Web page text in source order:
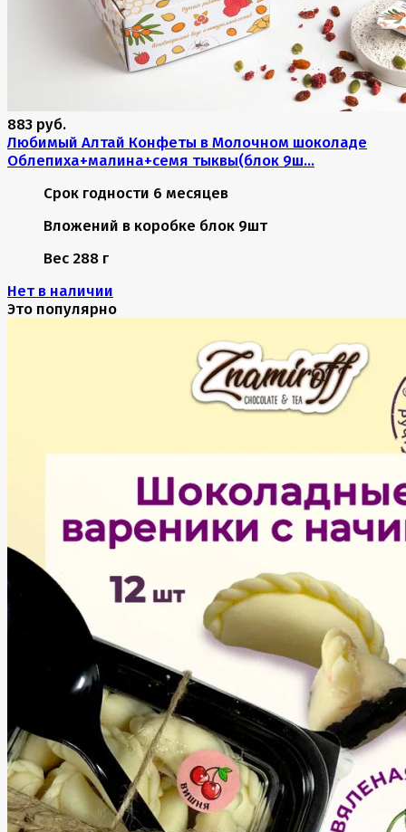
883 руб.
Любимый Алтай Конфеты в Молочном шоколаде
Облепиха+малина+семя тыквы(блок 9ш...
Срок годности 6 месяцев
Вложений в коробке блок 9шт
Вес 288 г
Нет в наличии
Это популярно